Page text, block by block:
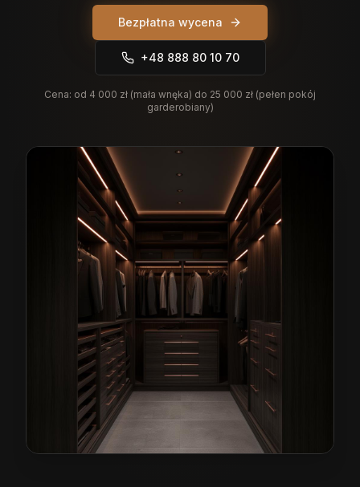
Bezpłatna wycena
+48 888 80 10 70
Cena: od 4 000 zł (mała wnęka) do 25 000 zł (pełen pokój
garderobiany)